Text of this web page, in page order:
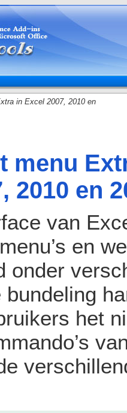
in Excel 2007, 2010 en
menu
2010 en
van
en
onder
bundeling
het